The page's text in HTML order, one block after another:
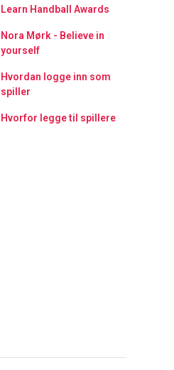
Learn Handball Awards
Nora Mørk - Believe in
yourself
Hvordan logge inn som
spiller
Hvorfor legge til spillere